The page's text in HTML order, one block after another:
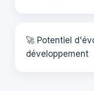
🚀 Potentiel
développement